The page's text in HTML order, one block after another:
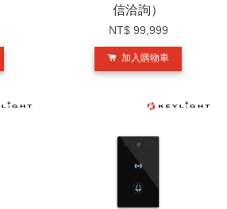
信洽詢）
NT$ 99,999
加入購物車